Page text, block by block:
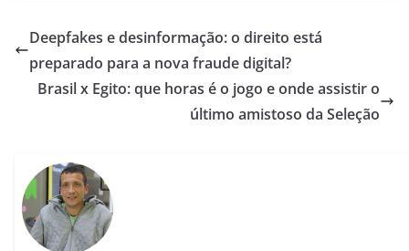
Deepfakes e desinformação: o direito está
preparado para a nova fraude digital?
Brasil x Egito: que horas é o jogo e onde assistir o
último amistoso da Seleção